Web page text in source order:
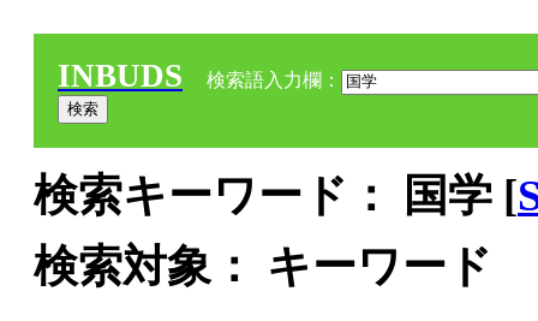
INBUDS 検索語入力欄：
検索キーワード： 国学 [
検索対象： キーワード